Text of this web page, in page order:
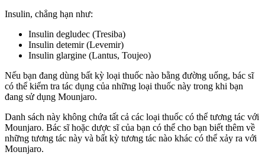
Insulin, chẳng hạn như:
Insulin degludec (Tresiba)
Insulin detemir (Levemir)
Insulin glargine (Lantus, Toujeo)
Nếu bạn đang dùng bất kỳ loại thuốc nào bằng đường uống, bác sĩ
có thể kiểm tra tác dụng của những loại thuốc này trong khi bạn
đang sử dụng Mounjaro.
Danh sách này không chứa tất cả các loại thuốc có thể tương tác với
Mounjaro. Bác sĩ hoặc dược sĩ của bạn có thể cho bạn biết thêm về
những tương tác này và bất kỳ tương tác nào khác có thể xảy ra với
Mounjaro.